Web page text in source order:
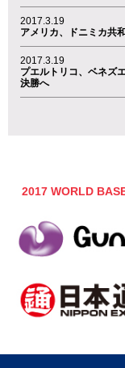
2017.3.19
アメリカ、ドニミカ共
2017.3.19
プエルトリコ、ベネズ
決勝へ
2017 WORLD